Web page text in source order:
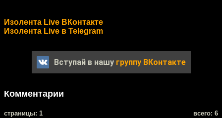
Изолента Live ВКонтакте
Изолента Live в Telegram
Вступай в нашу группу ВКонтакте
Комментарии
cтраницы: 1 всего: 6